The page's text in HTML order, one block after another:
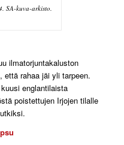
SA-kuva-arkisto.
ilmatorjuntakaluston
että rahaa jäi yli tarpeen.
englantilaista
poistettujen Irjojen tilalle